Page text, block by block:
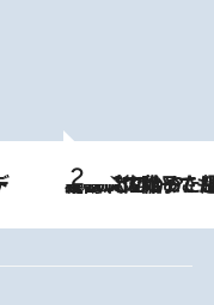
2026.8.5
【阿川佐和子さんの年とる力】なぜ70代で始めた趣味は“こんなに楽しい”のか？ ピアノ、俳句…スランプに陥っても続けられる“ある秘訣”とは